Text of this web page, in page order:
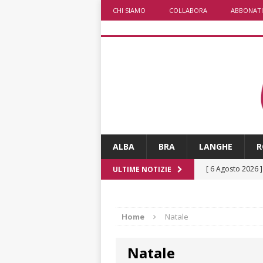
CHI SIAMO COLLABORA ABBONATI
ALBA BRA LANGHE
ULTIME NOTIZIE [ 6 Agosto 2026 ]
Home Natale
Natale